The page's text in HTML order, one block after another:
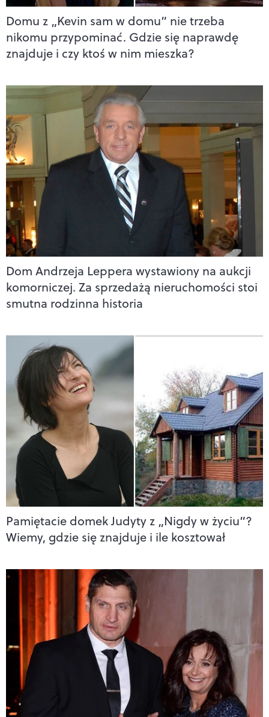
Domu z „Kevin sam w domu” nie trzeba
nikomu przypominać. Gdzie się naprawdę
znajduje i czy ktoś w nim mieszka?
Dom Andrzeja Leppera wystawiony na aukcji
komorniczej. Za sprzedażą nieruchomości stoi
smutna rodzinna historia
Pamiętacie domek Judyty z „Nigdy w życiu”?
Wiemy, gdzie się znajduje i ile kosztował